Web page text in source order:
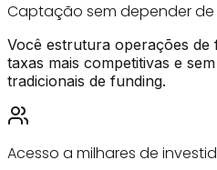
Captação sem depender
Você estrutura operações
taxas mais competitivas e
tradicionais de funding.
Acesso a milhares de